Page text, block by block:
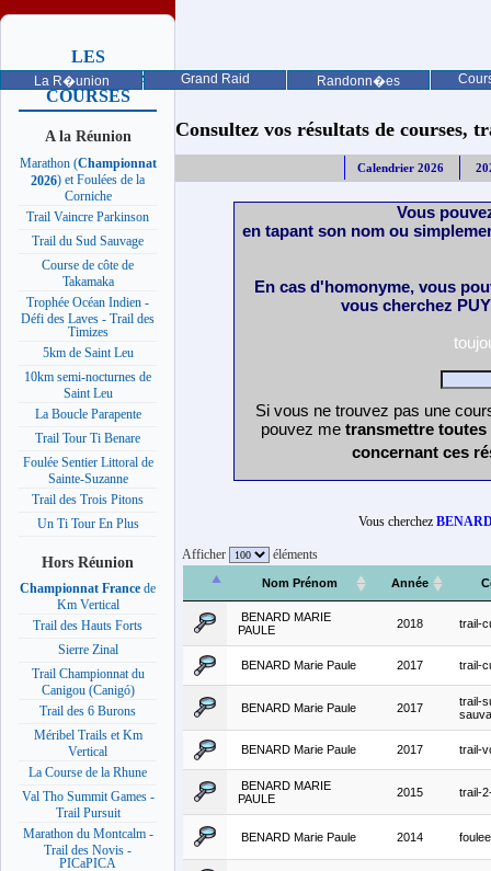
La R�union Grand Raid Randonn�es
LES
PROCHAINES
COURSES
A la Réunion
Marathon (Championnat
2026) et Foulées de la
Corniche
Trail Vaincre Parkinson
Trail du Sud Sauvage
Course de côte de
Takamaka
Trophée Océan Indien -
Défi des Laves - Trail des
Timizes
5km de Saint Leu
10km semi-nocturnes de
Saint Leu
La Boucle Parapente
Trail Tour Ti Benare
Foulée Sentier Littoral de
Sainte-Suzanne
Trail des Trois Pitons
Un Ti Tour En Plus
Hors Réunion
Championnat France de
Km Vertical
Trail des Hauts Forts
Sierre Zinal
Trail Championnat du
Canigou (Canigó)
Trail des 6 Burons
Méribel Trails et Km
Vertical
La Course de la Rhune
Val Tho Summit Games -
Trail Pursuit
Marathon du Montcalm -
Trail des Novis -
PICaPICA
Consultez vos résultats de courses,
Calendrier 2026
Vous
en tapant son nom ou
En cas d'homonyme, vous
vous cherchez
Si vous ne trouvez pas une
pouvez me transmettre
concernant ces
Vous cherchez
Afficher éléments
Nom Prénom Année
BENARD MARIE
PAULE
2018 trail-
BENARD Marie Paule 2017 trail-
BENARD Marie Paule 2017
trail-
BENARD Marie Paule 2017 trail-
BENARD MARIE
PAULE
2015 trail-
BENARD Marie Paule 2014